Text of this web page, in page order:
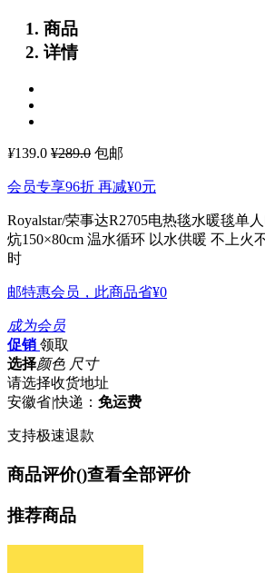
商品
详情
¥139.0 ¥289.0 包邮
会员专享96折 再减¥0元
Royalstar/荣事达R2705电热毯水暖毯单
炕150×80cm 温水循环 以水供暖 不上火
时
邮特惠会员，此商品省¥0
成为会员
促销 领取
选择颜色 尺寸
请选择收货地址
安徽省|快递： 免运费
支持极速退款
商品评价()查看全部评价
推荐商品